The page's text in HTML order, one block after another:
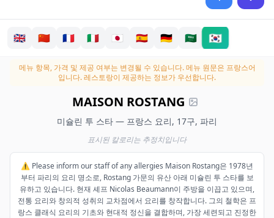
🇬🇧 🇨🇳 🇫🇷 🇮🇹 🇯🇵 🇪🇸 🇩🇪 🇸🇦 🇰🇷
메뉴 항목, 가격 및 제공 여부는 변경될 수 있습니다.메뉴 원문은 프랑스어
입니다. 레스토랑이 제공하는 정보가 우선합니다.
MAISON ROSTANG
미슐린 투 스타 — 프랑스 요리, 17구, 파리
표시된 칼로리는 추정치입니다
⚠️ Please inform our staff of any allergies Maison Rostang은 1978년
부터 파리의 요리 명소로, Rostang 가문의 유산 아래 미슐린 투 스타를 보
유하고 있습니다. 현재 셰프 Nicolas Beaumann이 주방을 이끕고 있으며,
전통 요리와 창의적 성취의 교차점에서 요리를 창작합니다. 그의 철학은 프
랑스 클래식 요리의 기초와 현대적 정신을 결합하며, 가장 세련되고 진정한